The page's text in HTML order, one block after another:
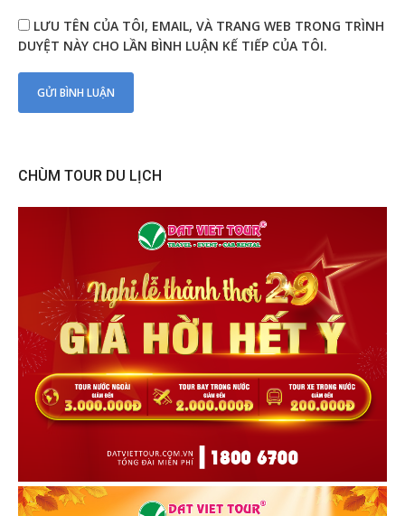
LƯU TÊN CỦA TÔI, EMAIL, VÀ TRANG WEB TRONG TRÌNH
DUYỆT NÀY CHO LẦN BÌNH LUẬN KẾ TIẾP CỦA TÔI.
CHÙM TOUR DU LỊCH